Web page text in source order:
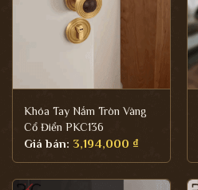
Khóa Tay Nắm Tròn Vàng
Cổ Điển PKC136
Giá bán: 3,194,000 ₫